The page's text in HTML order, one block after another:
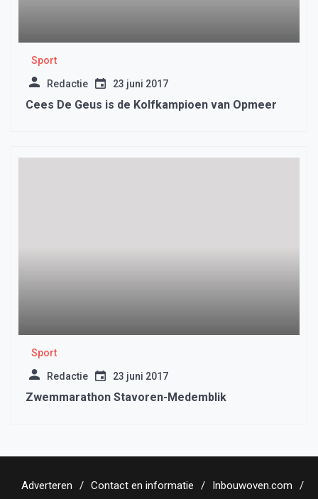
Sport
Redactie 23 juni 2017
Cees De Geus is de Kolfkampioen van Opmeer
Sport
Redactie 23 juni 2017
Zwemmarathon Stavoren-Medemblik
Adverteren Contact en informatie Inbouwoven.com